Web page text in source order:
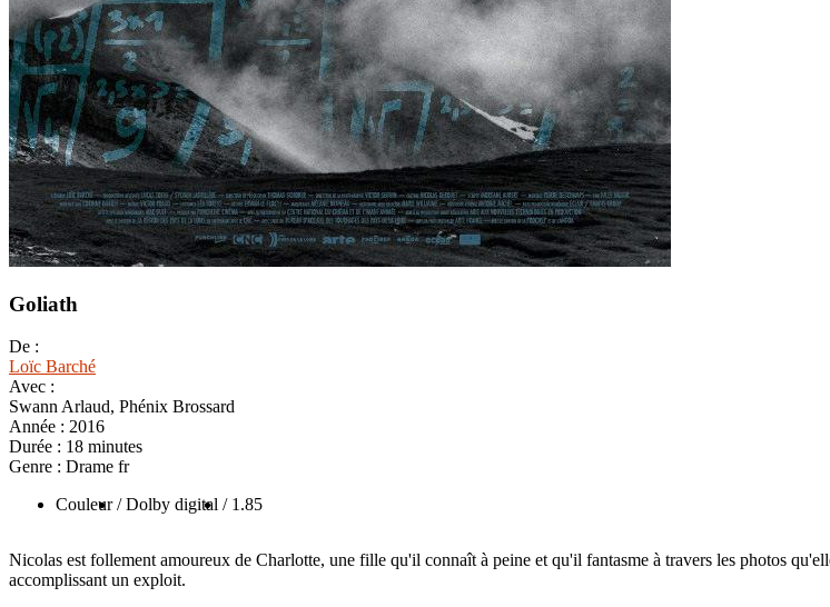
Goliath
De :
Loïc Barché
Avec :
Swann Arlaud, Phénix Brossard
Année : 2016
Durée : 18 minutes
Genre : Drame fr
Couleur / Dolby digital / 1.85
Nicolas est follement amoureux de Charlotte, une fille qu'il connaît à peine et qu'il fantasme à travers les photos
accomplissant un exploit.